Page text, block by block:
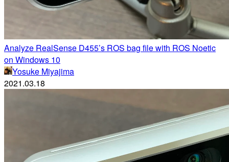
Analyze RealSense D455’s ROS bag file with ROS Noetic
on Windows 10
Yosuke Miyajima
2021.03.18